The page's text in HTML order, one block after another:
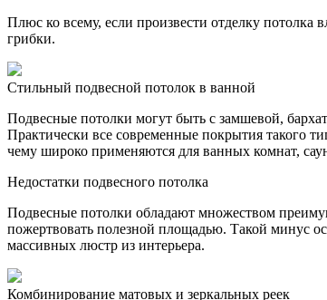
Плюс ко всему, если произвести отделку потолка
грибки.
Стильный подвесной потолок в ванной
Подвесные потолки могут быть с замшевой,
Практически все современные покрытия такого
чему широко применяются для ванных комнат,
Недостатки подвесного потолка
Подвесные потолки обладают множеством
пожертвовать полезной площадью. Такой минус
массивных люстр из интерьера.
Комбинирование матовых и зеркальных реек